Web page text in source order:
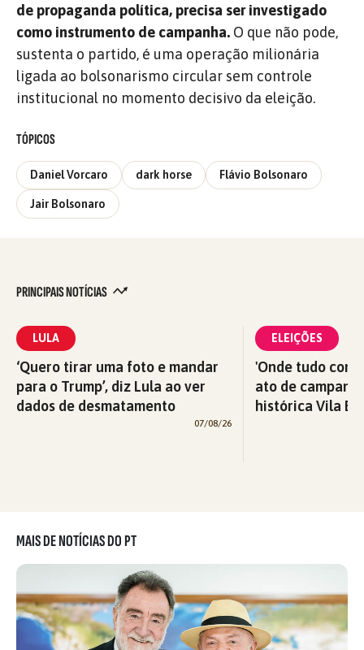
de propaganda política, precisa ser investigado
como instrumento de campanha. O que não pode,
sustenta o partido, é uma operação milionária
ligada ao bolsonarismo circular sem controle
institucional no momento decisivo da eleição.
TÓPICOS
Daniel Vorcaro dark horse Flávio Bolsonaro
Jair Bolsonaro
PRINCIPAIS NOTÍCIAS
LULA
‘Quero tirar uma foto e mandar
para o Trump’, diz Lula ao ver
dados de desmatamento
07/08/26
ELEIÇÕES
'Onde tudo
ato de
histórica Vila
MAIS DE NOTÍCIAS DO PT